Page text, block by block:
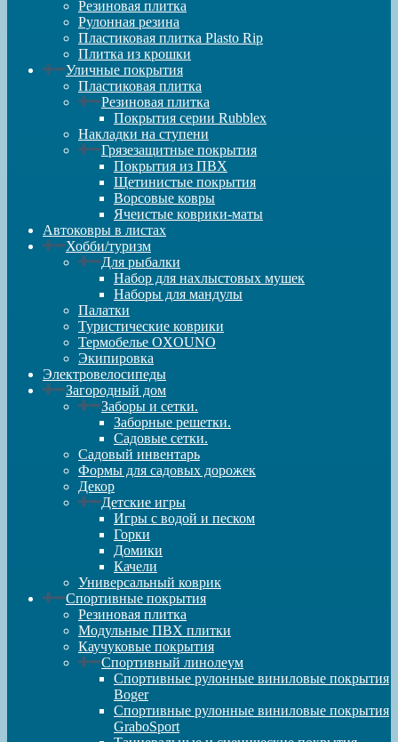
Резиновая плитка
Рулонная резина
Пластиковая плитка Plasto Rip
Плитка из крошки
Уличные покрытия
Пластиковая плитка
Резиновая плитка
Покрытия серии Rubblex
Накладки на ступени
Грязезащитные покрытия
Покрытия из ПВХ
Щетинистые покрытия
Ворсовые ковры
Ячеистые коврики-маты
Автоковры в листах
Хобби/туризм
Для рыбалки
Набор для нахлыстовых мушек
Наборы для мандулы
Палатки
Туристические коврики
Термобелье OXOUNO
Экипировка
Электровелосипеды
Загородный дом
Заборы и сетки.
Заборные решетки.
Садовые сетки.
Садовый инвентарь
Формы для садовых дорожек
Декор
Детские игры
Игры с водой и песком
Горки
Домики
Качели
Универсальный коврик
Спортивные покрытия
Резиновая плитка
Модульные ПВХ плитки
Каучуковые покрытия
Спортивный линолеум
Спортивные рулонные виниловые покрытия
Boger
Спортивные рулонные виниловые покрытия
GraboSport